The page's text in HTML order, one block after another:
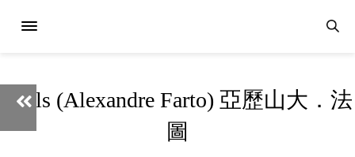
Vhils (Alexandre Farto) 亞歷山大．法
圖